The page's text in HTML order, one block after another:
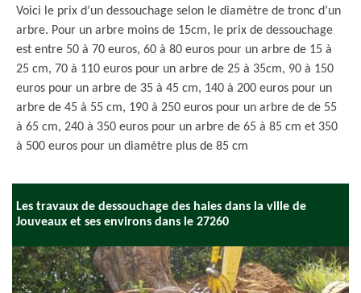
Voici le prix d’un dessouchage selon le diamètre de tronc d’un
arbre. Pour un arbre moins de 15cm, le prix de dessouchage
est entre 50 à 70 euros, 60 à 80 euros pour un arbre de 15 à
25 cm, 70 à 110 euros pour un arbre de 25 à 35cm, 90 à 150
euros pour un arbre de 35 à 45 cm, 140 à 200 euros pour un
arbre de 45 à 55 cm, 190 à 250 euros pour un arbre de de 55
à 65 cm, 240 à 350 euros pour un arbre de 65 à 85 cm et 350
à 500 euros pour un diamètre plus de 85 cm
Les travaux de dessouchage des haies dans la ville de
Jouveaux et ses environs dans le 27260